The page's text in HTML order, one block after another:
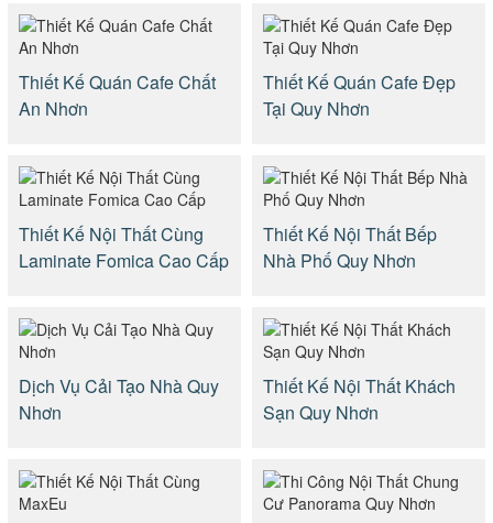
Thiết Kế Quán Cafe Chất
An Nhơn
Thiết Kế Quán Cafe Đẹp
Tại Quy Nhơn
Thiết Kế Nội Thất Cùng
Laminate Fomica Cao Cấp
Thiết Kế Nội Thất Bếp
Nhà Phố Quy Nhơn
Dịch Vụ Cải Tạo Nhà Quy
Nhơn
Thiết Kế Nội Thất Khách
Sạn Quy Nhơn